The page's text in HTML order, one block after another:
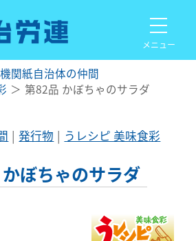
メニュー
機関紙自治体の仲間
第82品 かぼちゃのサラダ
発行物 うレシピ 美味食彩
ぼちゃのサラダ